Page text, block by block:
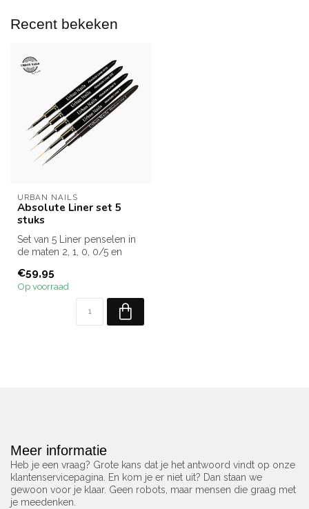
Recent bekeken
URBAN NAILS
Absolute Liner set 5
stuks
Set van 5 Liner penselen in
de maten 2, 1, 0, 0/5 en
€59,95
Op voorraad
Meer informatie
Heb je een vraag? Grote kans dat je het antwoord vindt op onze
klantenservicepagina. En kom je er niet uit? Dan staan we
gewoon voor je klaar. Geen robots, maar mensen die graag met
je meedenken.